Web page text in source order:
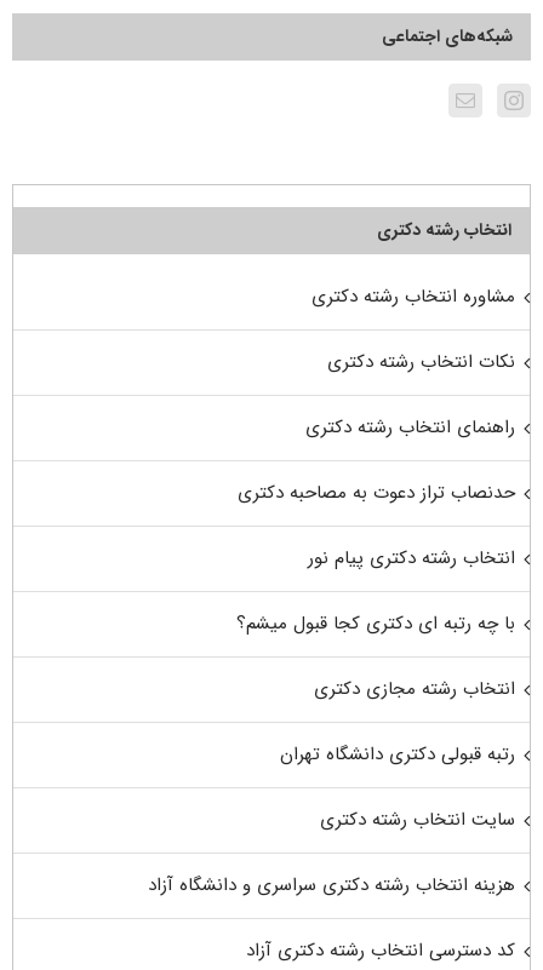
شبکه‌های اجتماعی
انتخاب رشته دکتری
مشاوره انتخاب رشته دکتری
نکات انتخاب رشته دکتری
راهنمای انتخاب رشته دکتری
حدنصاب تراز دعوت به مصاحبه دکتری
انتخاب رشته دکتری پیام نور
با چه رتبه ای دکتری کجا قبول میشم؟
انتخاب رشته مجازی دکتری
رتبه قبولی دکتری دانشگاه تهران
سایت انتخاب رشته دکتری
هزینه انتخاب رشته دکتری سراسری و دانشگاه آزاد
کد دسترسی انتخاب رشته دکتری آزاد